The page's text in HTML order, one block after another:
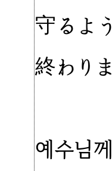
守るよ
終わり
예수님